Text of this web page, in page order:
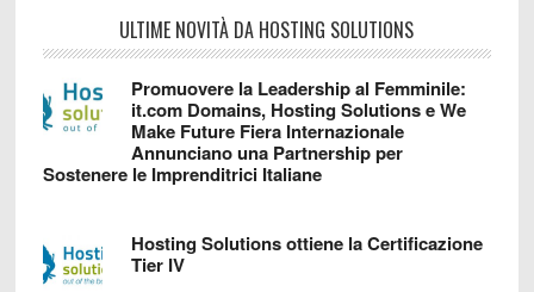
ULTIME NOVITÀ DA HOSTING SOLUTIONS
Promuovere la Leadership al Femminile:
it.com Domains, Hosting Solutions e We
Make Future Fiera Internazionale
Annunciano una Partnership per
Sostenere le Imprenditrici Italiane
Hosting Solutions ottiene la Certificazione
Tier IV